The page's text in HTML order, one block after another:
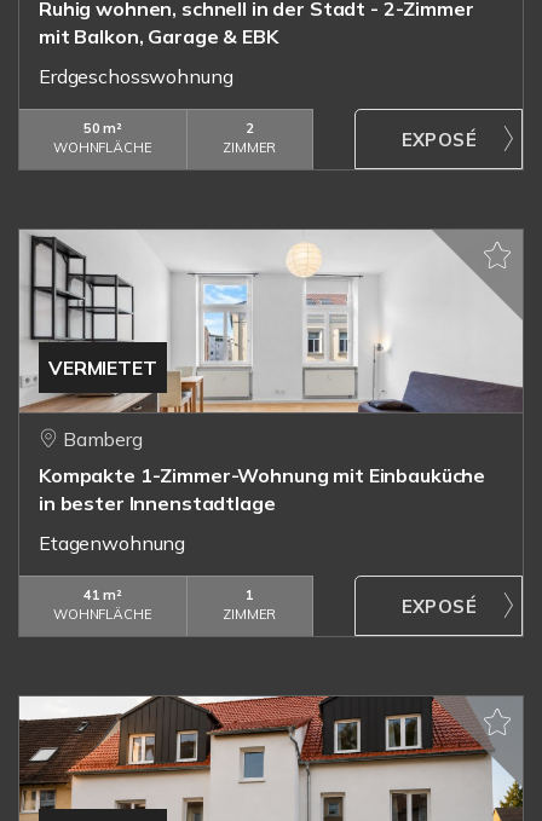
Ruhig wohnen, schnell in der Stadt - 2-Zimmer
mit Balkon, Garage & EBK
Erdgeschosswohnung
50 m²
WOHNFLÄCHE
2
ZIMMER
VERMIETET
Bamberg
Kompakte 1-Zimmer-Wohnung mit Einbauküche
in bester Innenstadtlage
Etagenwohnung
41 m²
WOHNFLÄCHE
1
ZIMMER